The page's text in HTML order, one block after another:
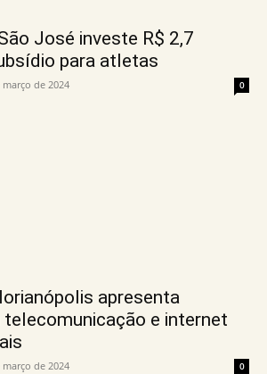
José investe R$ 2,7
para atletas
março de 2024 0
apresenta
telecomunicação e internet
março de 2024 0